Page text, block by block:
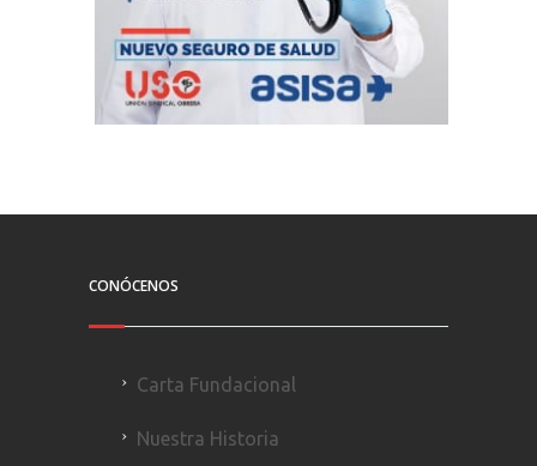
CONÓCENOS
Carta Fundacional
Nuestra Historia